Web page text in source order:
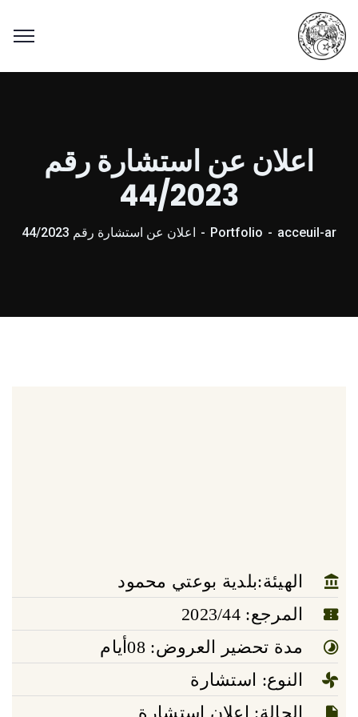
اعلان عن استشارة رقم
44/2023
acceuil-ar
Portfolio اعلان عن استشارة رقم 44/2023
الهيئة:بلدية بوعتي محمود
المرجع: 2023/44
مدة تحضير العروض: 08أيام
النوع: استشارة
الحالة: إعلان استشارة